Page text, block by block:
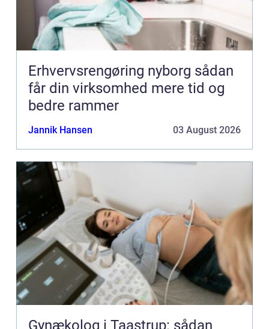
Erhvervsrengøring nyborg sådan
får din virksomhed mere tid og
bedre rammer
Jannik Hansen 03 August 2026
Gynækolog i Taastrup: sådan